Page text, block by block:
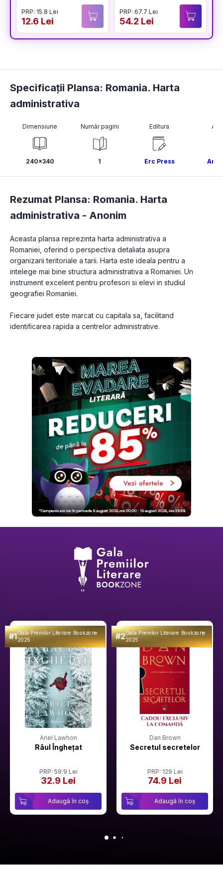
PRP: 15.8 Lei
12.6 Lei
pentru pregătirea
examenelor de
titularizare,
definitivat și gradul
didactic II
PRP: 67.7 Lei
54.2 Lei
Specificații Plansa: Romania. Harta
administrativa
Dimensiune
240x340
Număr pagini
1
Editura
Erc Press
Rezumat Plansa: Romania. Harta
administrativa - Anonim
Aceasta plansa reprezinta harta administrativa a
Romaniei, oferind o perspectiva detaliata asupra
organizarii teritoriale a tarii. Harta este ideala pentru a
intelege mai bine structura administrativa a Romaniei. Un
instrument excelent pentru profesori si elevi in studiul
geografiei Romaniei.
Fiecare judet este marcat cu capitala sa, facilitand
identificarea rapida a centrelor administrative.
#1Gala Premilor Literare Bookzone
2025
Ariel Lawhon
Râul Înghețat
PRP: 59.9 Lei
32.9 Lei
Adaugă în coș
#2Gala Premilor Literare Bookzone
2025
Dan Brown
Secretul secretelor
PRP: 129 Lei
74.9 Lei
Adaugă în coș